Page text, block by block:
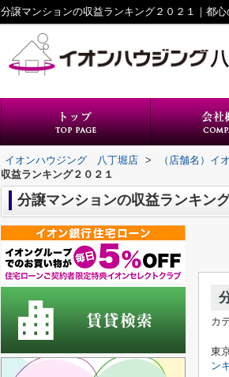
分譲マンションの収益ランキング２０２１｜都
イオンハウジング 八丁堀店 > （店舗名）イ
収益ランキング２０２１
分譲マンションの収益ランキン
カ
東
ン